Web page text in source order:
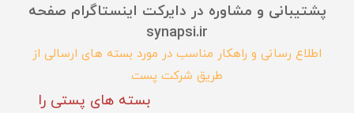
پشتیبانی و مشاوره در دایرکت اینستاگرام صفحه
synapsi.ir
اطلاع رسانی و راهکار مناسب در مورد بسته های ارسالی از
طریق شرکت پست
بسته های پستی را